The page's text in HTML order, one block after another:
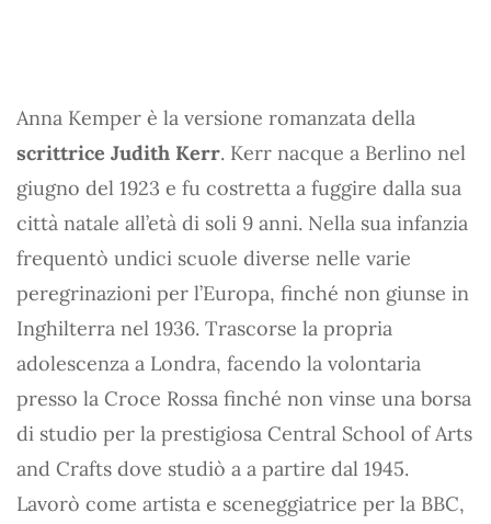
Anna Kemper è la versione romanzata della
scrittrice Judith Kerr. Kerr nacque a Berlino nel
giugno del 1923 e fu costretta a fuggire dalla sua
città natale all’età di soli 9 anni. Nella sua infanzia
frequentò undici scuole diverse nelle varie
peregrinazioni per l’Europa, finché non giunse in
Inghilterra nel 1936. Trascorse la propria
adolescenza a Londra, facendo la volontaria
presso la Croce Rossa finché non vinse una borsa
di studio per la prestigiosa Central School of Arts
and Crafts dove studiò a a partire dal 1945.
Lavorò come artista e sceneggiatrice per la BBC,